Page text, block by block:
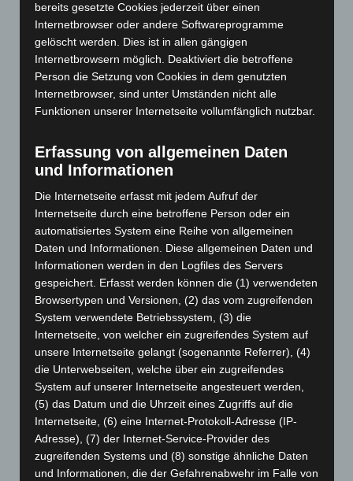
März 2026(115)
Februar 2026(109)
Januar 2026
(122)
Dezember 2025(103)
November 2025(114)
September 2025(93)
Juli 2025(90)
Juni 2025(103)
Mai 2025 (112)
April 2025(88)
März 2025(111)
Februar 2025 (96)
Januar 2025(88)
Dezember 2024(89)
November 2024 (94)
Oktober 2024(93)
September 2024
August 2024(107)
bereits gesetzte Cookies jederzeit über einen
Internetbrowser oder andere Softwareprogramme
gelöscht werden. Dies ist in allen gängigen
Internetbrowsern möglich. Deaktiviert die betroffene
Person die Setzung von Cookies in dem genutzten
Internetbrowser, sind unter Umständen nicht alle
Funktionen unserer Internetseite vollumfänglich nutzbar.
Erfassung von allgemeinen Daten
und Informationen
Die Internetseite erfasst mit jedem Aufruf der
Internetseite durch eine betroffene Person oder ein
automatisiertes System eine Reihe von allgemeinen
Daten und Informationen. Diese allgemeinen Daten und
Informationen werden in den Logfiles des Servers
gespeichert. Erfasst werden können die (1) verwendeten
Browsertypen und Versionen, (2) das vom zugreifenden
System verwendete Betriebssystem, (3) die
Internetseite, von welcher ein zugreifendes System auf
unsere Internetseite gelangt (sogenannte Referrer), (4)
die Unterwebseiten, welche über ein zugreifendes
System auf unserer Internetseite angesteuert werden,
(5) das Datum und die Uhrzeit eines Zugriffs auf die
Internetseite, (6) eine Internet-Protokoll-Adresse (IP-
Adresse), (7) der Internet-Service-Provider des
zugreifenden Systems und (8) sonstige ähnliche Daten
und Informationen, die der Gefahrenabwehr im Falle von